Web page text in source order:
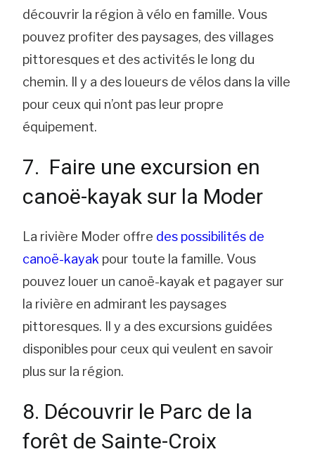
découvrir la région à vélo en famille. Vous
pouvez profiter des paysages, des villages
pittoresques et des activités le long du
chemin. Il y a des loueurs de vélos dans la ville
pour ceux qui n’ont pas leur propre
équipement.
7. Faire une excursion en
canoë-kayak sur la Moder
La rivière Moder offre des possibilités de
canoë-kayak pour toute la famille. Vous
pouvez louer un canoë-kayak et pagayer sur
la rivière en admirant les paysages
pittoresques. Il y a des excursions guidées
disponibles pour ceux qui veulent en savoir
plus sur la région.
8. Découvrir le Parc de la
forêt de Sainte-Croix